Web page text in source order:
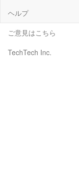
ヘルプ
ご意見はこちら
TechTech Inc.